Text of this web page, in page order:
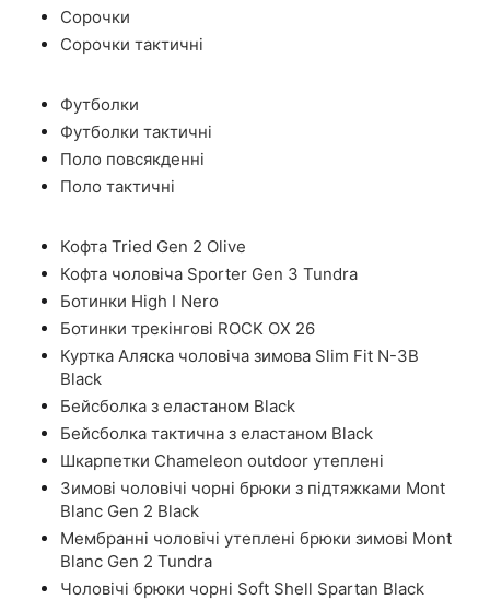
Сорочки
Сорочки тактичні
Футболки
Футболки тактичні
Поло повсякденні
Поло тактичні
Кофта Tried Gen 2 Olive
Кофта чоловіча Sporter Gen 3 Tundra
Ботинки High I Nero
Ботинки трекінгові ROCK OX 26
Куртка Аляска чоловіча зимова Slim Fit N-3B
Black
Бейсболка з еластаном Black
Бейсболка тактична з еластаном Black
Шкарпетки Chameleon outdoor утеплені
Зимові чоловічі чорні брюки з підтяжками Mont
Blanc Gen 2 Black
Мембранні чоловічі утеплені брюки зимові Mont
Blanc Gen 2 Tundra
Чоловічі брюки чорні Soft Shell Spartan Black